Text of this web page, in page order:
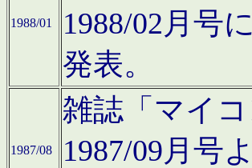
1988/01
1988/02月号
発表。
1987/08
雑誌「マイ
1987/09月号